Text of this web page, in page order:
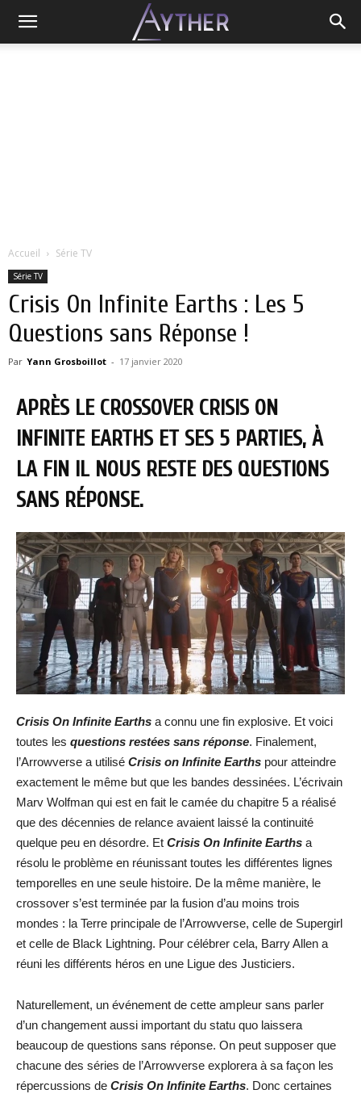
Accueil Série TV
Série TV
Crisis On Infinite Earths : Les 5
Questions sans Réponse !
Par Yann Grosboillot - 17 janvier 2020
APRÈS LE CROSSOVER CRISIS ON
INFINITE EARTHS ET SES 5 PARTIES, À
LA FIN IL NOUS RESTE DES QUESTIONS
SANS RÉPONSE.
Crisis On Infinite Earths a connu une fin explosive. Et voici
toutes les questions restées sans réponse. Finalement,
l’Arrowverse a utilisé Crisis on Infinite Earths pour atteindre
exactement le même but que les bandes dessinées. L’écrivain
Marv Wolfman qui est en fait le camée du chapitre 5 a réalisé
que des décennies de relance avaient laissé la continuité
quelque peu en désordre. Et Crisis On Infinite Earths a
résolu le problème en réunissant toutes les différentes lignes
temporelles en une seule histoire. De la même manière, le
crossover s’est terminée par la fusion d’au moins trois
mondes : la Terre principale de l’Arrowverse, celle de Supergirl
et celle de Black Lightning. Pour célébrer cela, Barry Allen a
réuni les différents héros en une Ligue des Justiciers.
Naturellement, un événement de cette ampleur sans parler
d’un changement aussi important du statu quo laissera
beaucoup de questions sans réponse. On peut supposer que
chacune des séries de l’Arrowverse explorera à sa façon les
répercussions de Crisis On Infinite Earths. Donc certaines